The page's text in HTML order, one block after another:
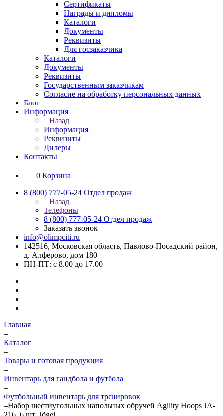
Сертификаты
Награды и дипломы
Каталоги
Документы
Реквизиты
Для госзаказчика
Каталоги
Документы
Реквизиты
Государственным заказчикам
Согласие на обработку персональных данных
Блог
Информация
Назад
Информация
Реквизиты
Дилеры
Контакты
0 Корзина
8 (800) 777-05-24 Отдел продаж
Назад
Телефоны
8 (800) 777-05-24 Отдел продаж
Заказать звонок
info@olimpciti.ru
142516, Московская область, Павлово-Посадский район,
д. Алферово, дом 180
ПН-ПТ: с 8.00 до 17.00
Главная
–
Каталог
–
Товары и готовая продукция
–
Инвентарь для гандбола и футбола
–
Футбольный инвентарь для тренировок
–Набор шестиугольных напольных обручей Agility Hoops JA-
216, 6 шт. Jögel